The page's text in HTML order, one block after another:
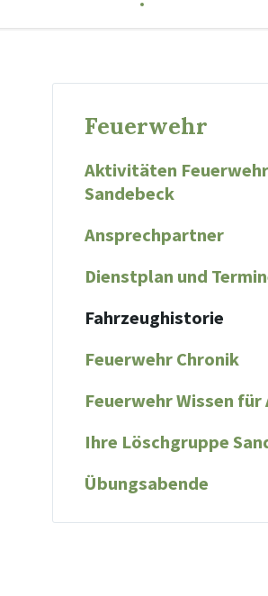
Feuerwehr
Aktivitäten Feuerwehr
Sandebeck
Ansprechpartner
Dienstplan und
Fahrzeughistorie
Feuerwehr Chronik
Feuerwehr Wissen für
Ihre Löschgruppe
Übungsabende